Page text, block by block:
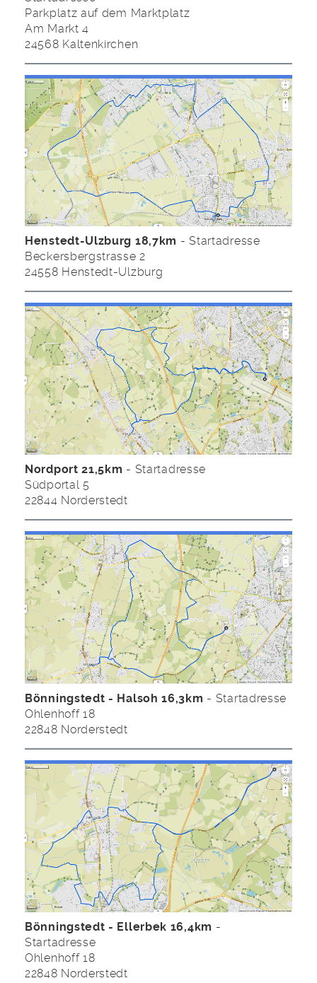
Parkplatz auf dem Marktplatz
Am Markt 4
24568 Kaltenkirchen
Henstedt-Ulzburg 18,7km - Startadresse
Beckersbergstrasse 2
24558 Henstedt-Ulzburg
Nordport 21,5km - Startadresse
Südportal 5
22844 Norderstedt
Bönningstedt - Halsoh 16,3km - Startadresse
Ohlenhoff 18
22848 Norderstedt
Bönningstedt - Ellerbek 16,4km -
Startadresse
Ohlenhoff 18
22848 Norderstedt